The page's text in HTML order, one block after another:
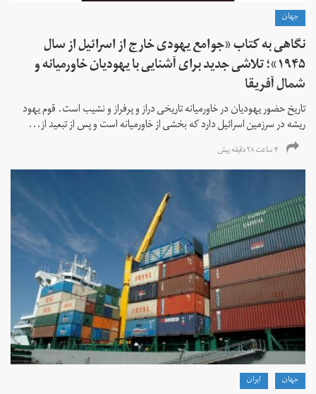
جهان
نگاهی به کتاب «جوامع یهودی خارج از اسرائیل از سال
۱۹۴۵»؛ تلاشی جدید برای آشنایی با یهودیان خاورمیانه و
شمال آفریقا
تاریخ حضور یهودیان در خاورمیانه تاریخی دراز و پرفراز و نشیب است. قوم یهود
ریشه در سرزمین اسرائیل دارد که بخشی از خاورمیانه است و پس از تبعید از...
۴ ساعت ۲۸ دقیقه پیش
جهان ايران